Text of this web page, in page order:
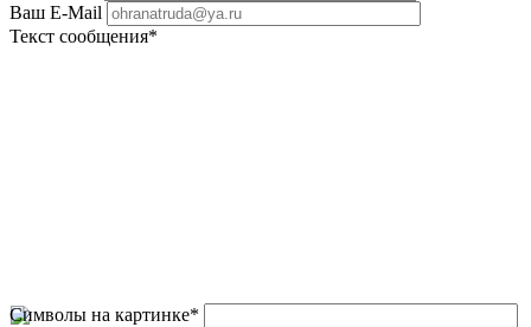
Ваш E-Mail
Текст сообщения*
Символы на картинке*